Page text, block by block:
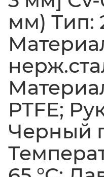
мм) Тип:
PTFE;
Черный